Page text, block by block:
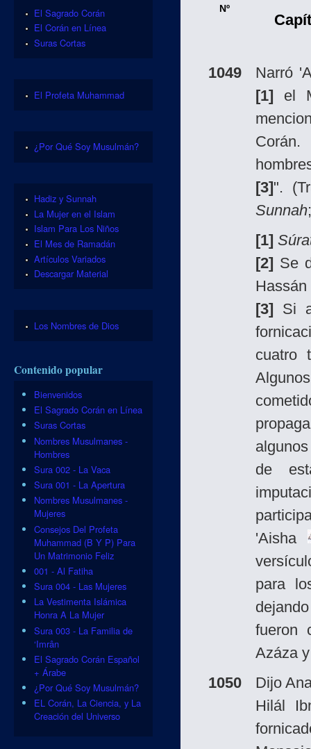
Nº
1049
Narró
[1] el
[3]".
Sunnah
[1]
[2] Se
Hassán
[3] Si
cuatro
de
'Aisha
para
fueron
Azáza
1050
Dijo
Hilál
El Sagrado Corán
El Corán en Línea
Suras Cortas
El Profeta Muhammad
¿Por Qué Soy Musulmán?
Hadiz y Sunnah
La Mujer en el Islam
Islam Para Los Niños
El Mes de Ramadán
Artículos Variados
Descargar Material
Los Nombres de Dios
Contenido popular
Bienvenidos
El Sagrado Corán en Línea
Suras Cortas
Nombres Musulmanes -
Hombres
Sura 002 - La Vaca
Sura 001 - La Apertura
Nombres Musulmanes -
Mujeres
Consejos Del Profeta
Muhammad (B Y P) Para
Un Matrimonio Feliz
001 - Al Fatiha
Sura 004 - Las Mujeres
La Vestimenta Islámica
Honra A La Mujer
Sura 003 - La Familia de
‘Imrân
El Sagrado Corán Español
+ Árabe
¿Por Qué Soy Musulmán?
EL Corán, La Ciencia, y La
Creación del Universo